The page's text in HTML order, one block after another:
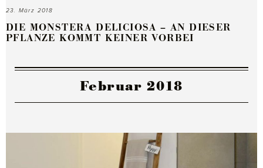
23. März 2018
DIE MONSTERA DELICIOSA – AN DIESER
PFLANZE KOMMT KEINER VORBEI
Februar 2018